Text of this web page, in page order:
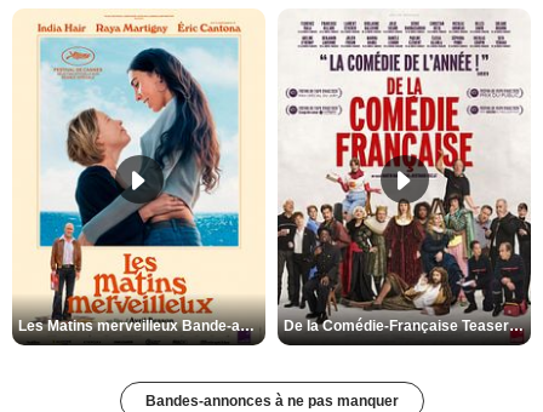
Les Matins merveilleux Bande-annonce VF De la Comédie-Française Teaser VF
Bandes-annonces à ne pas manquer